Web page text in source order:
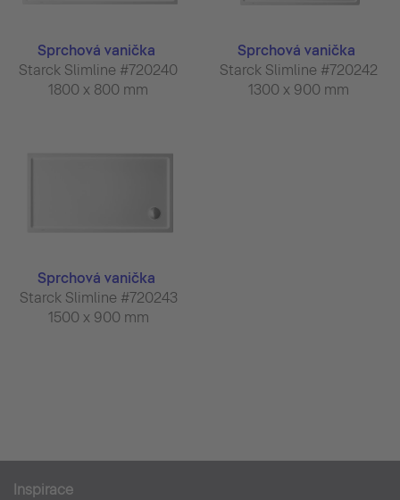
Sprchová vanička
Starck Slimline #720240
1800 x 800 mm
Sprchová vanička
Starck Slimline #720242
1300 x 900 mm
Sprchová vanička
Starck Slimline #720243
1500 x 900 mm
Inspirace